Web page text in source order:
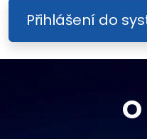
Přihlášení do